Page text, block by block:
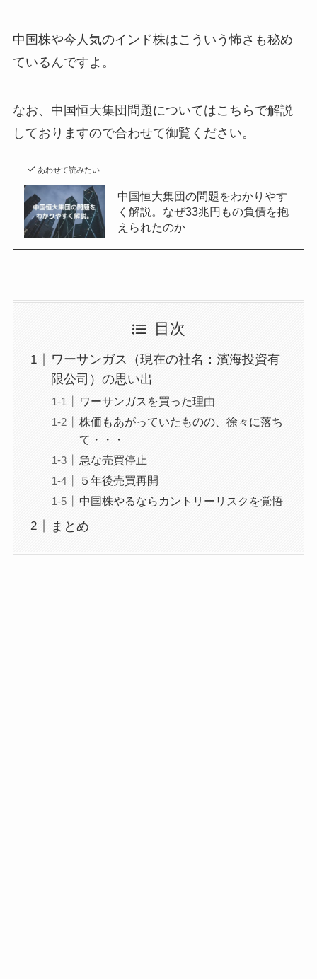
中国株や今人気のインド株はこういう怖さも秘め
ているんですよ。
なお、中国恒大集団問題についてはこちらで解説
しておりますので合わせて御覧ください。
あわせて読みたい
中国恒大集団の問題をわかりやす
く解説。なぜ33兆円もの負債を抱
えられたのか
目次
ワーサンガス（現在の社名：濱海投資有
限公司）の思い出
ワーサンガスを買った理由
株価もあがっていたものの、徐々に落ち
て・・・
急な売買停止
５年後売買再開
中国株やるならカントリーリスクを覚悟
まとめ